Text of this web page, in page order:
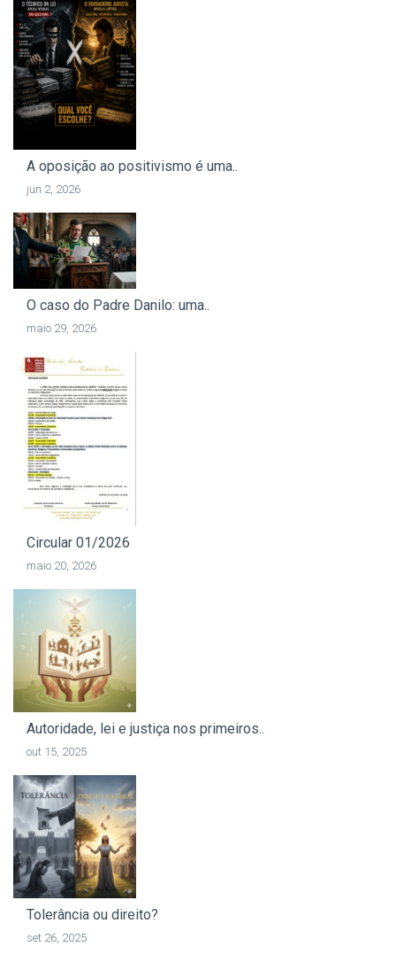
A oposição ao positivismo é uma..
jun 2, 2026
O caso do Padre Danilo: uma..
maio 29, 2026
Circular 01/2026
maio 20, 2026
Autoridade, lei e justiça nos primeiros..
out 15, 2025
Tolerância ou direito?
set 26, 2025